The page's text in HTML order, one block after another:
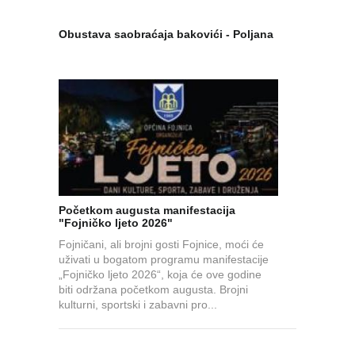
Obustava saobraćaja bakovići - Poljana
Početkom augusta manifestacija
"Fojničko ljeto 2026"
Fojničani, ali brojni gosti Fojnice, moći će
uživati u bogatom programu manifestacije
„Fojničko ljeto 2026“, koja će ove godine
biti održana početkom augusta. Brojni
kulturni, sportski i zabavni pro...